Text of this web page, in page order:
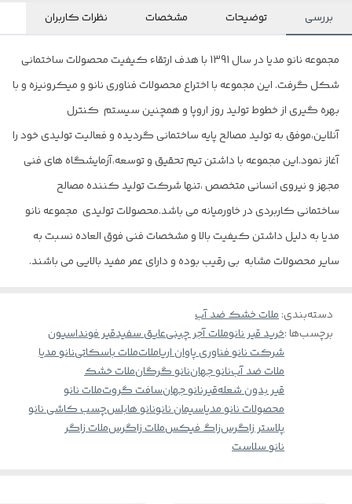
بررسی توضیحات مشخصات نظرات کاربران
مجموعه نانو مدیا در سال 1391 با هدف ارتقاء کیفیت محصولات ساختمانی
شکل گرفت. این مجموعه با اختراع محصولات فناوری نانو و میکرونیزه و با
بهره گیری از خطوط تولید روز اروپا و همچنین سیستم کنترل
آنلاین،موفق به تولید مصالح پایه ساختمانی گردیده و فعالیت تولیدی خود را
آغاز نمود.این مجموعه با داشتن تیم تحقیق و توسعه،آزمایشگاه های فنی
مجهز و نیروی انسانی متخصص ،تنها شرکت تولید کننده مصالح
ساختمانی کاربردی در خاورمیانه می باشد.محصولات تولیدی مجموعه نانو
مدیا به دلیل داشتن کیفیت بالا و مشخصات فنی فوق العاده نسبت به
سایر محصولات مشابه بی رقیب بوده و دارای عمر مفید بالایی می باشند.
دسته‌بندی:ملات خشک ضد آب
برچسب‌ها :خرید قیر نانوملات آجر چینیعایق سفیدقیر فونداسیون
شرکت نانو فناوری پاوان اریاملاتملات باسکاتینانو مدیا
ملات ضد آبنانو جهاننانو گرگانملات خشک
قیر بدون شعلهقیرنانو جهانسافت گروتملات نانو
محصولات نانو مدیاسیمان نانونانو هابلسچسب کاشی نانو
پلاستر زاگرسزاگ فیکسملات زاگرسملات زاگر
نانو سلاست